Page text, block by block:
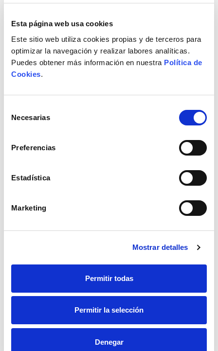
Esta página web usa cookies
Este sitio web utiliza cookies propias y de terceros para
optimizar la navegación y realizar labores analíticas.
Puedes obtener más información en nuestra Política de
Cookies.
Necesarias
Preferencias
Estadística
Marketing
Mostrar detalles
Permitir todas
Permitir la selección
Denegar
unidades
Añadir Añadir
negro pack de 100 unidades
2,25€
Añadir
Brida 3.6x150 transparente
Brida FISCHER nylon 3.6x150
Añadir